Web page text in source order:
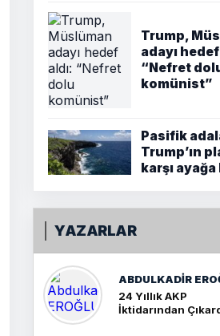
Trump,
adayı hedef
“Nefret
komünist”
Pasifik
Trump’ın
karşı ayağa
YAZARLAR
ABDULKADIR
24 Yıllık AKP
İktidarından